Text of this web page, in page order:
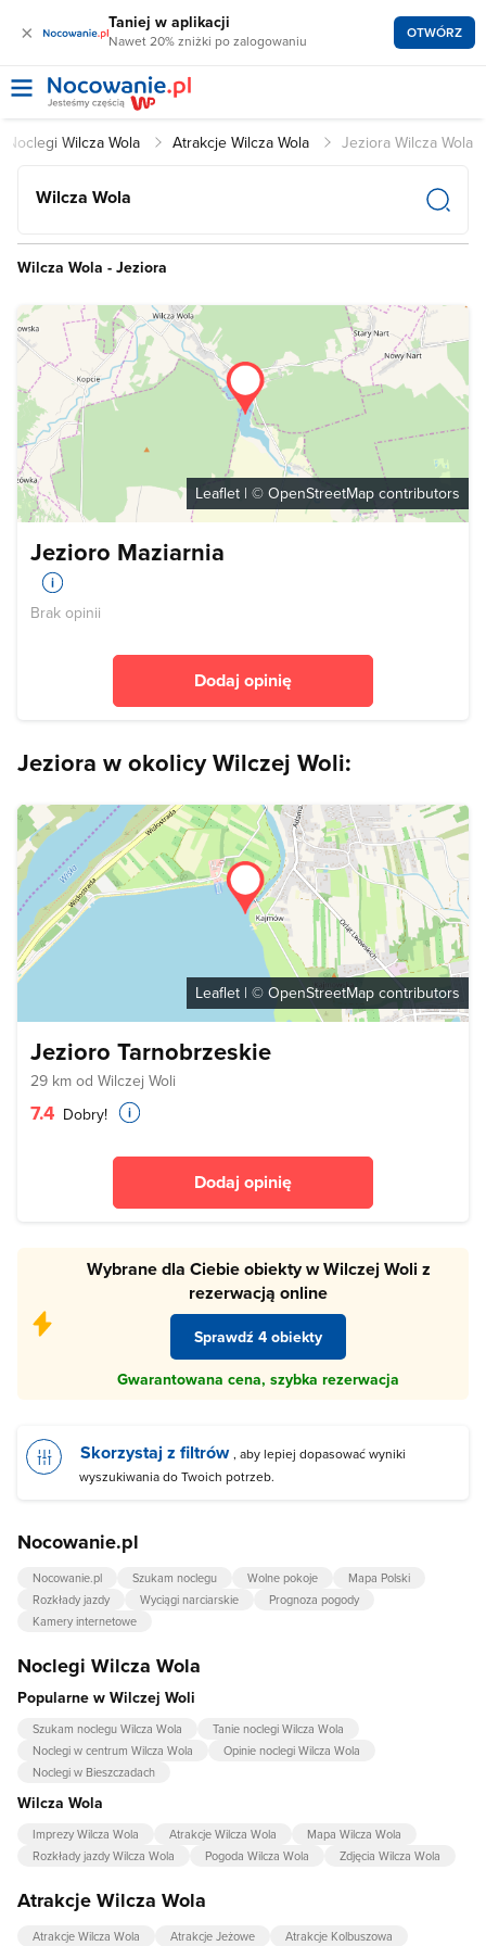
× Taniej w aplikacji
Nawet 20% zniżki po zalogowaniu OTWÓRZ
Noclegi Wilcza Wola Atrakcje Wilcza Wola Jeziora Wilcza Wola
Wilcza Wola
Wilcza Wola - Jeziora
Leaflet | © OpenStreetMap contributors
Jezioro Maziarnia
Brak opinii
Dodaj opinię
Jeziora w okolicy Wilczej Woli:
Leaflet | © OpenStreetMap contributors
Jezioro Tarnobrzeskie
29 km od Wilczej Woli
7.4 Dobry!
Dodaj opinię
Wybrane dla Ciebie obiekty w Wilczej Woli z
rezerwacją online
Sprawdź 4 obiekty
Gwarantowana cena, szybka rezerwacja
Skorzystaj z filtrów , aby lepiej dopasować wyniki
wyszukiwania do Twoich potrzeb.
Nocowanie.pl
Nocowanie.pl Szukam noclegu Wolne pokoje
Mapa Polski
Rozkłady jazdy
Wyciągi narciarskie
Prognoza pogody
Kamery internetowe
Noclegi Wilcza Wola
Popularne w Wilczej Woli
Szukam noclegu Wilcza Wola
Tanie noclegi Wilcza Wola
Noclegi w centrum Wilcza Wola
Opinie noclegi Wilcza Wola
Noclegi w Bieszczadach
Wilcza Wola
Imprezy Wilcza Wola Atrakcje Wilcza Wola
Mapa Wilcza Wola
Rozkłady jazdy Wilcza Wola
Pogoda Wilcza Wola Zdjęcia Wilcza Wola
Atrakcje Wilcza Wola
Atrakcje Wilcza Wola Atrakcje Jeżowe Atrakcje Kolbuszowa